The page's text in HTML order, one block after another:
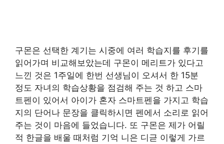
구몬은 선택한 계기는 시중에 여러 학습지를 후기를
읽어가며 비교해보았는데 구몬이 메리트가 있다고
느낀 것은 1주일에 한번 선생님이 오셔서 한 15분
정도 자녀의 학습상황을 점검해 주는 것 하고 스마
트펜이 있어서 아이가 혼자 스마트펜을 가지고 학습
지의 단어나 문장을 클릭하시면 펜에서 소리로 읽어
주는 것이 마음에 들었습니다. 또 구몬은 제가 어릴
적 한글을 배울 때처럼 기억 니은 디귿 이렇게 가르